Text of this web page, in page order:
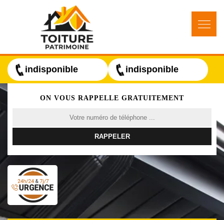
indisponible indisponible
ON VOUS RAPPELLE GRATUITEMENT